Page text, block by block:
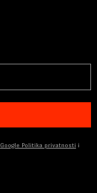
Google Politika privatnosti i